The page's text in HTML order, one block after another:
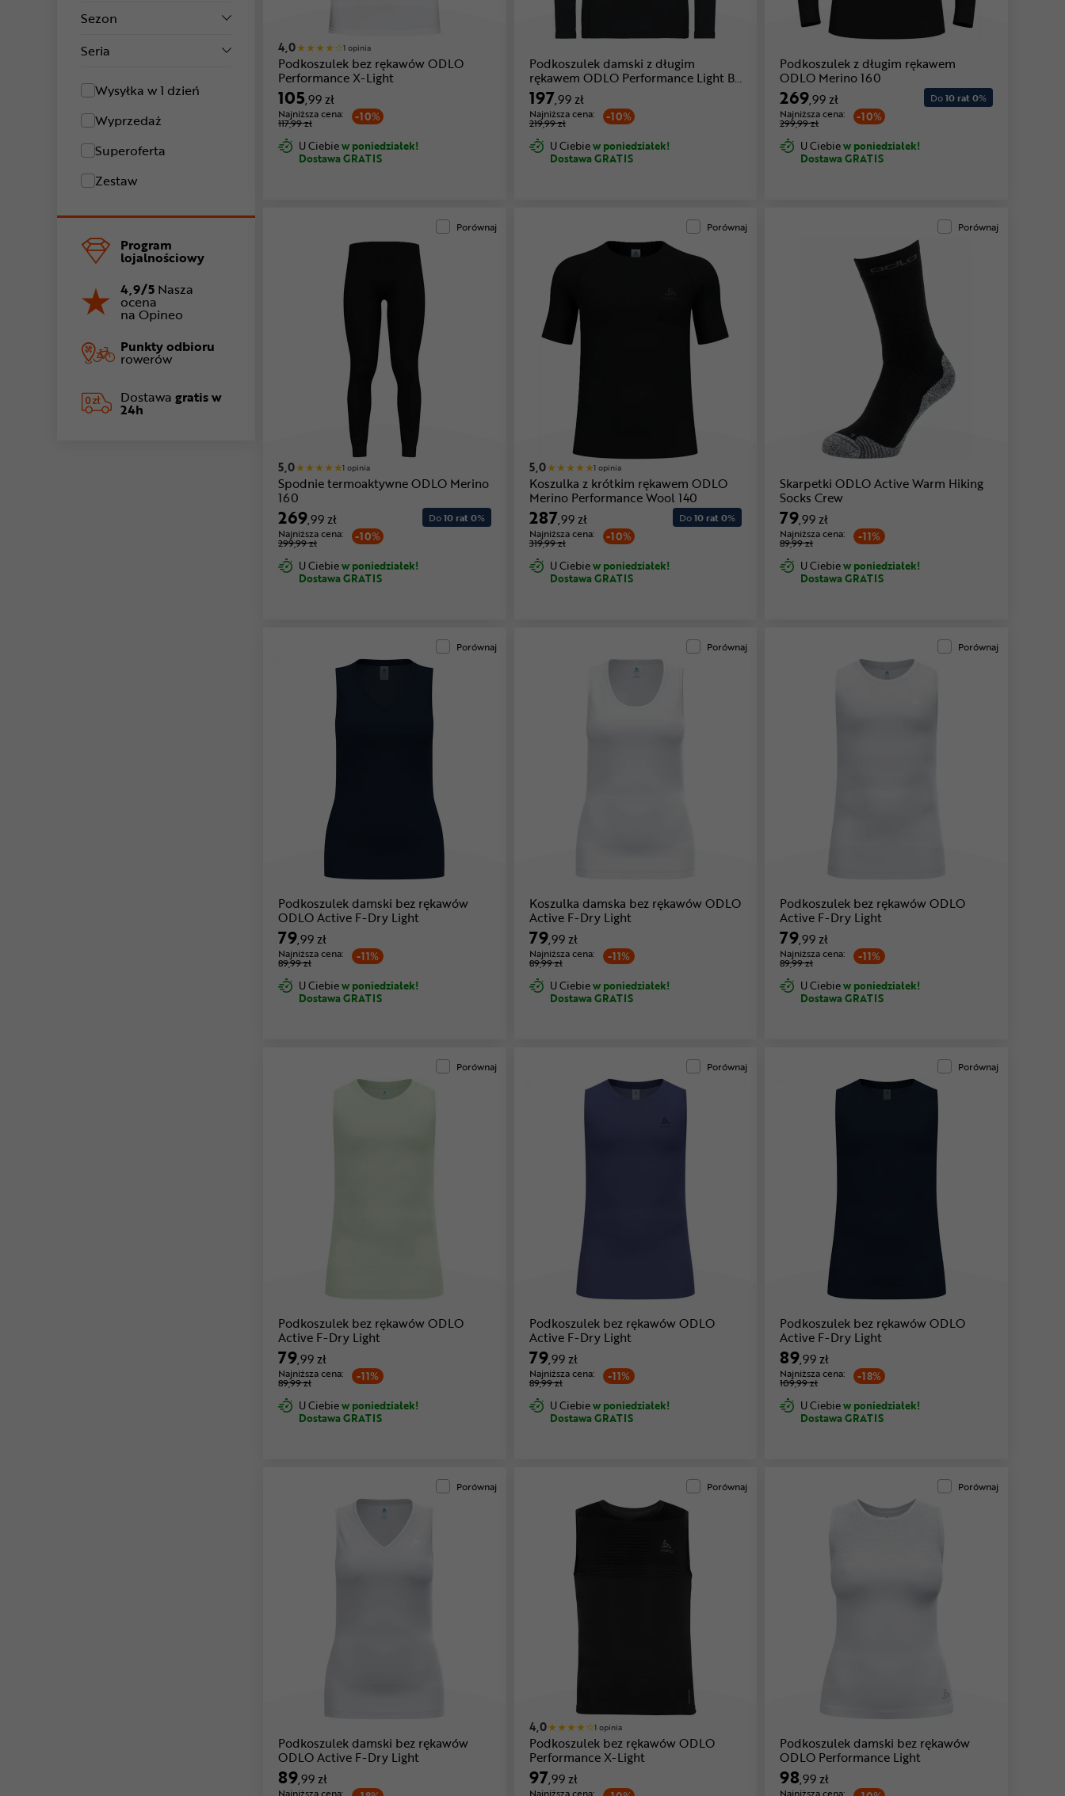
Sezon
Seria
Wysyłka w 1 dzień
Wyprzedaż
Superoferta
Zestaw
Program
lojalnościowy
4,9/5 Nasza
ocena
na Opineo
Punkty odbioru
rowerów
Dostawa gratis w
24h
4,0 1 opinia
Podkoszulek bez rękawów ODLO
Performance X-Light
105,99 zł
-10%
Najniższa cena:
117,99 zł
U Ciebiew poniedziałek!
Dostawa GRATIS
Podkoszulek damski z długim
rękawem ODLO Performance Light Bl
Top Crew Neck L/S
197,99 zł
-10%
Najniższa cena:
219,99 zł
U Ciebiew poniedziałek!
Dostawa GRATIS
Podkoszulek z długim rękawem
ODLO Merino 160
269,99 zł
-10%
Najniższa cena:
299,99 zł
Do10 rat 0%
U Ciebiew poniedziałek!
Dostawa GRATIS
Porównaj
5,0 1 opinia
Spodnie termoaktywne ODLO Merino
160
269,99 zł
-10%
Najniższa cena:
299,99 zł
Do10 rat 0%
U Ciebiew poniedziałek!
Dostawa GRATIS
Porównaj
5,0 1 opinia
Koszulka z krótkim rękawem ODLO
Merino Performance Wool 140
287,99 zł
-10%
Najniższa cena:
319,99 zł
Do10 rat 0%
U Ciebiew poniedziałek!
Dostawa GRATIS
Porównaj
Skarpetki ODLO Active Warm Hiking
Socks Crew
79,99 zł
-11%
Najniższa cena:
89,99 zł
U Ciebiew poniedziałek!
Dostawa GRATIS
Porównaj
Podkoszulek damski bez rękawów
ODLO Active F-Dry Light
79,99 zł
-11%
Najniższa cena:
89,99 zł
U Ciebiew poniedziałek!
Dostawa GRATIS
Porównaj
Koszulka damska bez rękawów ODLO
Active F-Dry Light
79,99 zł
-11%
Najniższa cena:
89,99 zł
U Ciebiew poniedziałek!
Dostawa GRATIS
Porównaj
Podkoszulek bez rękawów ODLO
Active F-Dry Light
79,99 zł
-11%
Najniższa cena:
89,99 zł
U Ciebiew poniedziałek!
Dostawa GRATIS
Porównaj
Podkoszulek bez rękawów ODLO
Active F-Dry Light
79,99 zł
-11%
Najniższa cena:
89,99 zł
U Ciebiew poniedziałek!
Dostawa GRATIS
Porównaj
Podkoszulek bez rękawów ODLO
Active F-Dry Light
79,99 zł
-11%
Najniższa cena:
89,99 zł
U Ciebiew poniedziałek!
Dostawa GRATIS
Porównaj
Podkoszulek bez rękawów ODLO
Active F-Dry Light
89,99 zł
-18%
Najniższa cena:
109,99 zł
U Ciebiew poniedziałek!
Dostawa GRATIS
Porównaj
Podkoszulek damski bez rękawów
ODLO Active F-Dry Light
89,99 zł
Najniższa cena:
Porównaj
4,0 1 opinia
Podkoszulek bez rękawów ODLO
Performance X-Light
97,99 zł
Najniższa cena:
Porównaj
Podkoszulek damski bez rękawów
ODLO Performance Light
98,99 zł
Najniższa cena: